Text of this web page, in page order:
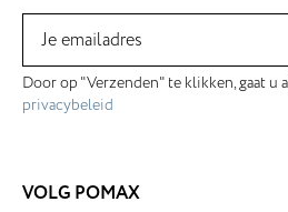
Door op "Verzenden" te klikken, gaat u
privacybeleid
VOLG POMAX